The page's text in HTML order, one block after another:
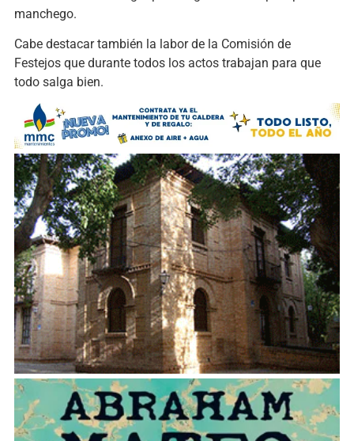
manchego.
Cabe destacar también la labor de la Comisión de
Festejos que durante todos los actos trabajan para que
todo salga bien.